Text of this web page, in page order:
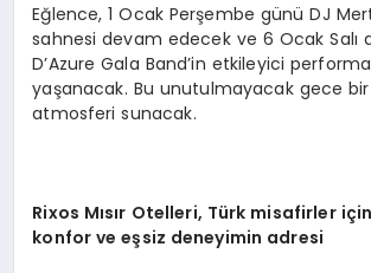
Eğlence, 1 Ocak Perşembe günü DJ Mert
sahnesi devam edecek ve 6 Ocak Salı
D’Azure Gala Band’in etkileyici
yaşanacak. Bu unutulmayacak gece
atmosferi sunacak.
Rixos Mısır Otelleri, Türk misafirler
konfor ve eşsiz deneyimin adresi